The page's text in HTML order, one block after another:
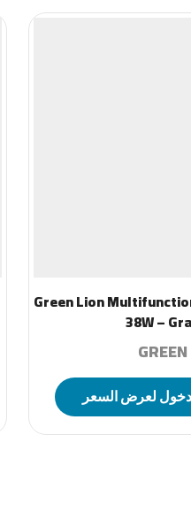
Green Lion
38W –
GREEN
لعرض السعر